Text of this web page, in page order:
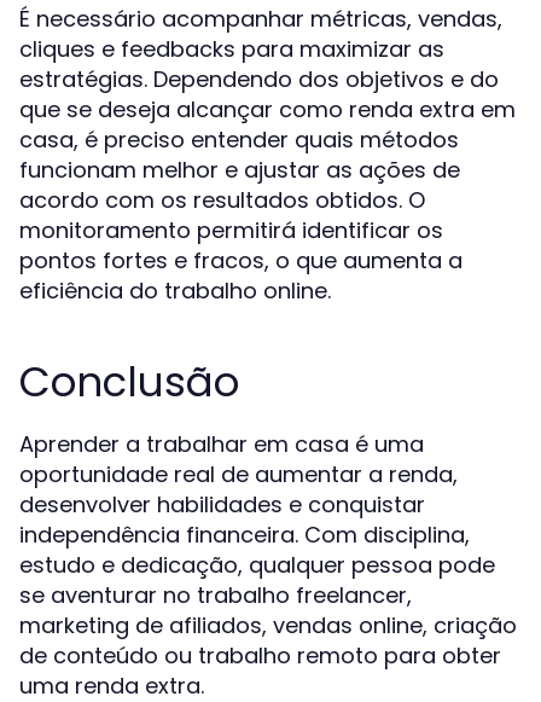
É necessário acompanhar métricas, vendas,
cliques e feedbacks para maximizar as
estratégias. Dependendo dos objetivos e do
que se deseja alcançar como renda extra em
casa, é preciso entender quais métodos
funcionam melhor e ajustar as ações de
acordo com os resultados obtidos. O
monitoramento permitirá identificar os
pontos fortes e fracos, o que aumenta a
eficiência do trabalho online.
Conclusão
Aprender a trabalhar em casa é uma
oportunidade real de aumentar a renda,
desenvolver habilidades e conquistar
independência financeira. Com disciplina,
estudo e dedicação, qualquer pessoa pode
se aventurar no trabalho freelancer,
marketing de afiliados, vendas online, criação
de conteúdo ou trabalho remoto para obter
uma renda extra.